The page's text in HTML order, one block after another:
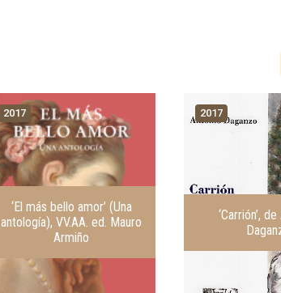
2017
‘El más bello amor’ (Una
antología), VV.AA. ed. Mauro
Armiño
2017
‘Carrión’,